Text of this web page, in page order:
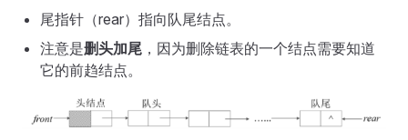
尾指针（rear）指向队尾结点。
注意是删头加尾 ，因为删除链表的一个结点需要知道
它的前趋结点。